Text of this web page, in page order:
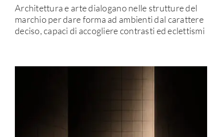
Architettura e arte dialogano nelle strutture del
marchio per dare forma ad ambienti dal carattere
deciso, capaci di accogliere contrasti ed eclettismi